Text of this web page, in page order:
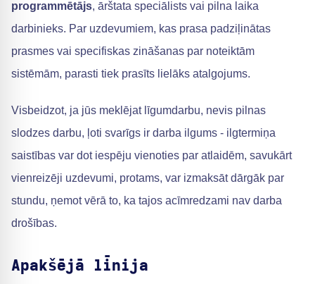
programmētājs, ārštata speciālists vai pilna laika
darbinieks. Par uzdevumiem, kas prasa padziļinātas
prasmes vai specifiskas zināšanas par noteiktām
sistēmām, parasti tiek prasīts lielāks atalgojums.
Visbeidzot, ja jūs meklējat līgumdarbu, nevis pilnas
slodzes darbu, ļoti svarīgs ir darba ilgums - ilgtermiņa
saistības var dot iespēju vienoties par atlaidēm, savukārt
vienreizēji uzdevumi, protams, var izmaksāt dārgāk par
stundu, ņemot vērā to, ka tajos acīmredzami nav darba
drošības.
Apakšējā līnija